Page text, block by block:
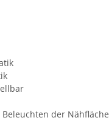
der Nähfläche